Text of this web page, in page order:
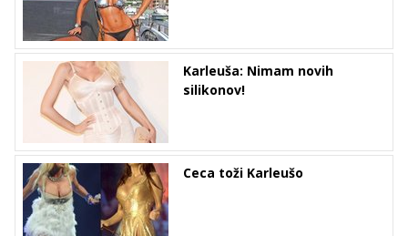
Karleuša: Nimam novih
silikonov!
Ceca toži Karleušo